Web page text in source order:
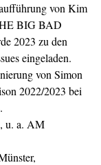
von Kim
BIG BAD
2023 zu den
eingeladen.
von Simon
2022/2023 bei
u. a. AM